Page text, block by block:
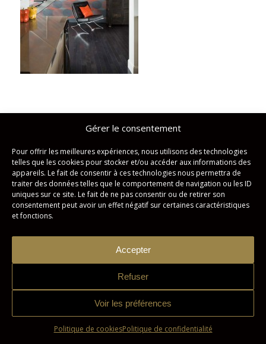
Gérer le consentement
Pour offrir les meilleures expériences, nous utilisons des technologies
telles que les cookies pour stocker et/ou accéder aux informations des
appareils. Le fait de consentir à ces technologies nous permettra de
traiter des données telles que le comportement de navigation ou les ID
uniques sur ce site. Le fait de ne pas consentir ou de retirer son
consentement peut avoir un effet négatif sur certaines caractéristiques
et fonctions.
Accepter
Refuser
Voir les préférences
Politique de cookiesPolitique de confidentialité
Studio Imagicom © Tous droits réservés. | Conception :
Politique de confidentialité Politique de cookies